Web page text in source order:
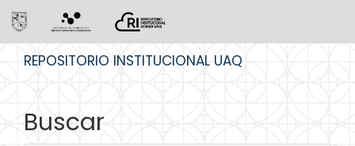
REPOSITORIO INSTITUCIONAL UAQ
Buscar